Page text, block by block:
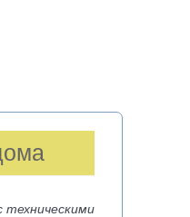
техническими